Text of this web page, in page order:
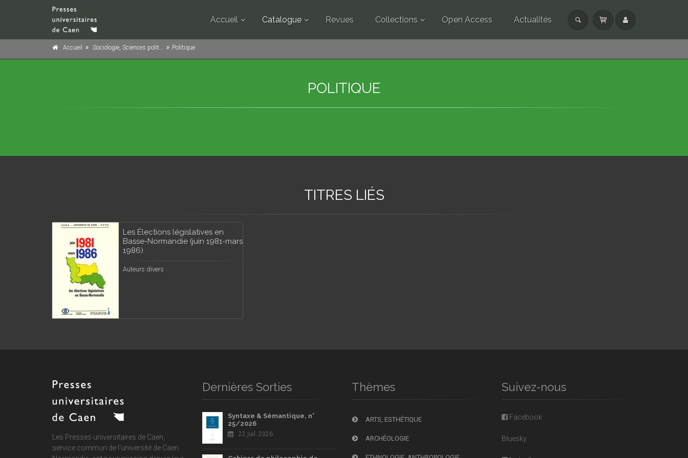
Accueil Catalogue Revues Collections Open Access Actualités
Accueil Sociologie, Sciences politiques Politique
POLITIQUE
TITRES LIÉS
Les Élections législatives en
Basse-Normandie (juin 1981-mars
1986)
Auteurs divers
Les Presses universitaires de Caen,
service commun de l'université de Caen
Dernières Sorties
Syntaxe & Sémantique, n°
25/2026
22 juil. 2026
Thèmes
ARTS, ESTHÉTIQUE
ARCHÉOLOGIE
Suivez-nous
Facebook
Bluesky